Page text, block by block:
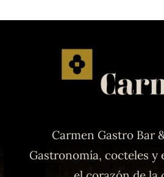
Carmen Gastro Bar
Gastronomía, cocteles y